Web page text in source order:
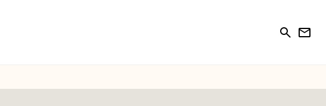
search newsletter